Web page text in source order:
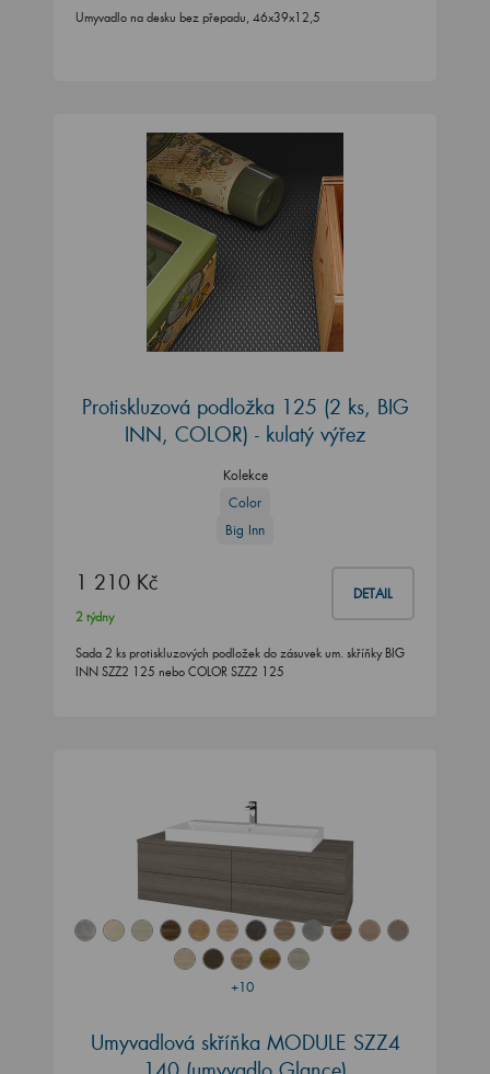
Umyvadlo na desku bez přepadu, 46x39x12,5
Protiskluzová podložka 125 (2 ks, BIG
INN, COLOR) - kulatý výřez
Kolekce
Color
Big Inn
1 210 Kč DETAIL
2 týdny
Sada 2 ks protiskluzových podložek do zásuvek um. skříňky BIG
INN SZZ2 125 nebo COLOR SZZ2 125
+10
Umyvadlová skříňka MODULE SZZ4